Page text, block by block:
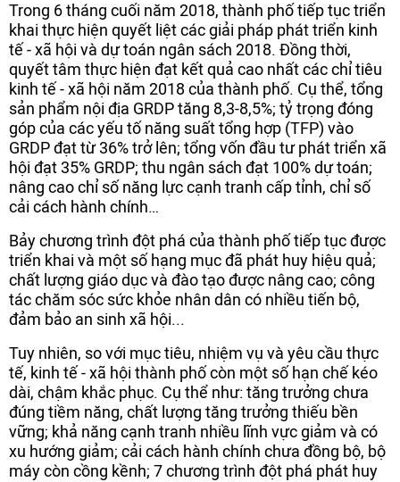
Trong 6 tháng cuối năm 2018, thành phố tiếp tục triển
khai thực hiện quyết liệt các giải pháp phát triển kinh
tế - xã hội và dự toán ngân sách 2018. Đồng thời,
quyết tâm thực hiện đạt kết quả cao nhất các chỉ tiêu
kinh tế - xã hội năm 2018 của thành phố. Cụ thể, tổng
sản phẩm nội địa GRDP tăng 8,3-8,5%; tỷ trọng đóng
góp của các yếu tố năng suất tổng hợp (TFP) vào
GRDP đạt từ 36% trở lên; tổng vốn đầu tư phát triển xã
hội đạt 35% GRDP; thu ngân sách đạt 100% dự toán;
nâng cao chỉ số năng lực cạnh tranh cấp tỉnh, chỉ số
cải cách hành chính…
Bảy chương trình đột phá của thành phố tiếp tục được
triển khai và một số hạng mục đã phát huy hiệu quả;
chất lượng giáo dục và đào tạo được nâng cao; công
tác chăm sóc sức khỏe nhân dân có nhiều tiến bộ,
đảm bảo an sinh xã hội...
Tuy nhiên, so với mục tiêu, nhiệm vụ và yêu cầu thực
tế, kinh tế - xã hội thành phố còn một số hạn chế kéo
dài, chậm khắc phục. Cụ thể như: tăng trưởng chưa
đúng tiềm năng, chất lượng tăng trưởng thiếu bền
vững; khả năng cạnh tranh nhiều lĩnh vực giảm và có
xu hướng giảm; cải cách hành chính chưa đồng bộ, bộ
máy còn cồng kềnh; 7 chương trình đột phá phát huy